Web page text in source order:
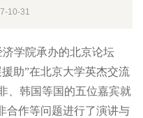
10-31
学院承办的北京论坛
援助”在北京大学英杰交流
、韩国等国的五位嘉宾就
合作等问题进行了演讲与